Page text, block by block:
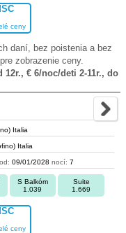
ceny
daní, bez poistenia a bez
zobrazenie ceny.
€ 6/noc/deti 2-11r., do
Italia
Italia
09/01/2028 nocí: 7
S Balkóm
1.039
Suite
1.669
ceny